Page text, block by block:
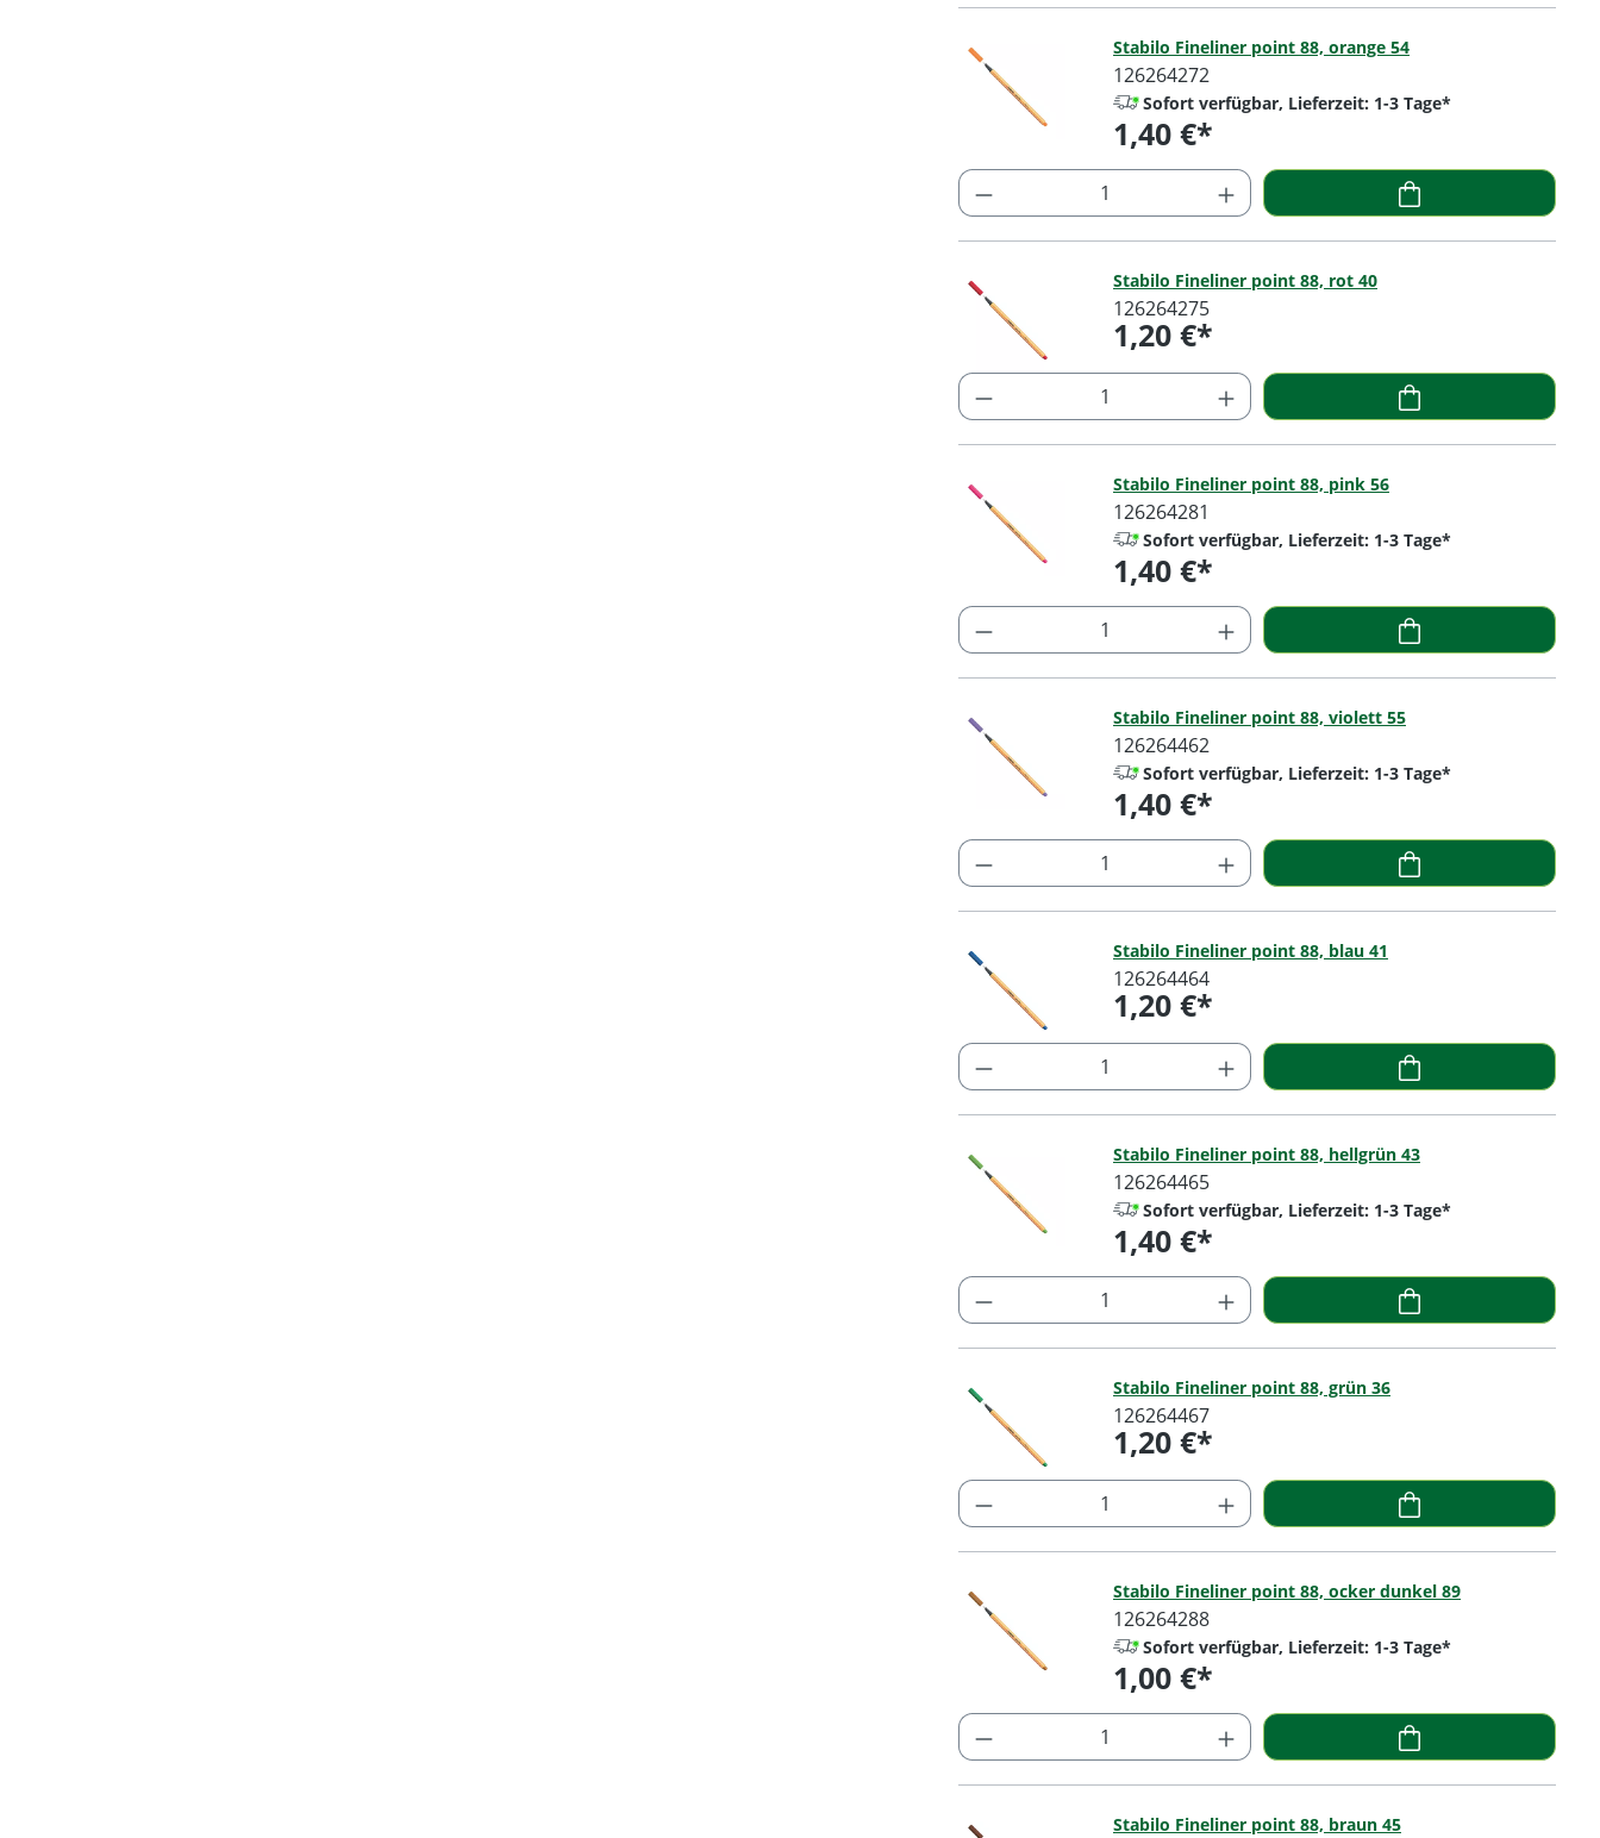
Stabilo Fineliner point 88, orange 54
126264272
Sofort verfügbar, Lieferzeit: 1-3 Tage*
Regulärer Preis:
1,40 €*
Produkt Anzahl: Gib den gewünschten Wert
Stabilo Fineliner point 88, rot 40
126264275
Regulärer Preis:
1,20 €*
Produkt Anzahl: Gib den gewünschten Wert
Stabilo Fineliner point 88, pink 56
126264281
Sofort verfügbar, Lieferzeit: 1-3 Tage*
Regulärer Preis:
1,40 €*
Produkt Anzahl: Gib den gewünschten Wert
Stabilo Fineliner point 88, violett 55
126264462
Sofort verfügbar, Lieferzeit: 1-3 Tage*
Regulärer Preis:
1,40 €*
Produkt Anzahl: Gib den gewünschten Wert
Stabilo Fineliner point 88, blau 41
126264464
Regulärer Preis:
1,20 €*
Produkt Anzahl: Gib den gewünschten Wert
Stabilo Fineliner point 88, hellgrün 43
126264465
Sofort verfügbar, Lieferzeit: 1-3 Tage*
Regulärer Preis:
1,40 €*
Produkt Anzahl: Gib den gewünschten Wert
Stabilo Fineliner point 88, grün 36
126264467
Regulärer Preis:
1,20 €*
Produkt Anzahl: Gib den gewünschten Wert
Stabilo Fineliner point 88, ocker dunkel 89
126264288
Sofort verfügbar, Lieferzeit: 1-3 Tage*
Regulärer Preis:
1,00 €*
Produkt Anzahl: Gib den gewünschten Wert
Stabilo Fineliner point 88, braun 45